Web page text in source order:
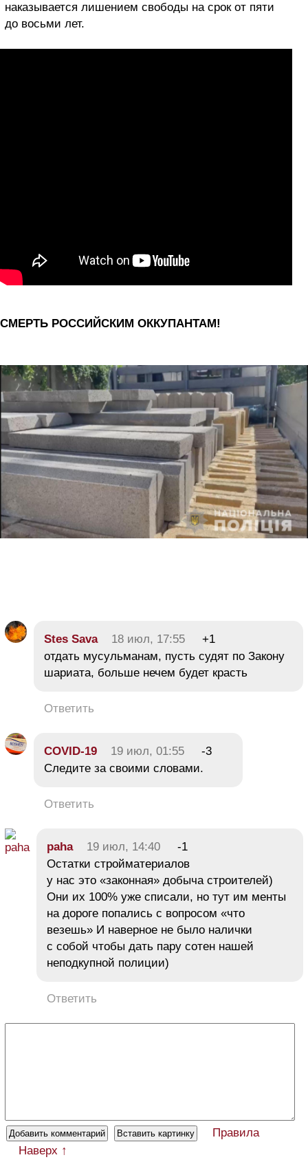
наказывается лишением свободы на срок от пяти
до восьми лет.
СМЕРТЬ РОССИЙСКИМ ОККУПАНТАМ!
Stes Sava 18 июл, 17:55
+1
отдать мусульманам, пусть судят по Закону
шариата, больше нечем будет красть
Ответить
COVID-19 19 июл, 01:55
-3
Следите за своими словами.
Ответить
paha 19 июл, 14:40
-1
Остатки стройматериалов
у нас это «законная» добыча строителей)
Они их 100% уже списали, но тут им менты
на дороге попались с вопросом «что
везешь» И наверное не было налички
с собой чтобы дать пару сотен нашей
неподкупной полиции)
Ответить
Правила
Наверх ↑